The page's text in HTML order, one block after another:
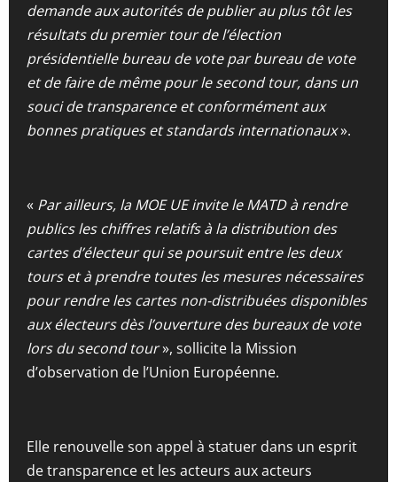
demande aux autorités de publier au plus tôt les
résultats du premier tour de l’élection
présidentielle bureau de vote par bureau de vote
et de faire de même pour le second tour, dans un
souci de transparence et conformément aux
bonnes pratiques et standards internationaux».
« Par ailleurs, la MOE UE invite le MATD à rendre
publics les chiffres relatifs à la distribution des
cartes d’électeur qui se poursuit entre les deux
tours et à prendre toutes les mesures nécessaires
pour rendre les cartes non-distribuées disponibles
aux électeurs dès l’ouverture des bureaux de vote
lors du second tour», sollicite la Mission
d’observation de l’Union Européenne.
Elle renouvelle son appel à statuer dans un esprit
de transparence et les acteurs aux acteurs